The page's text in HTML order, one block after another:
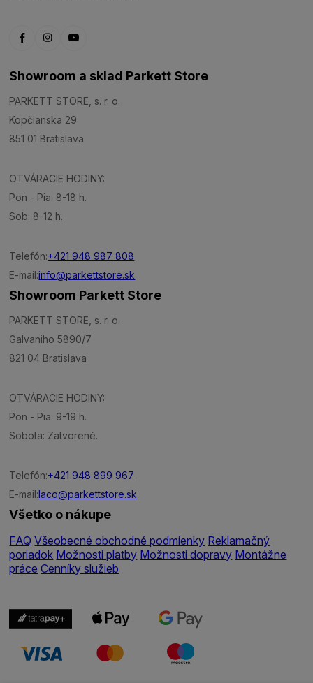
Showroom a sklad Parkett Store
PARKETT STORE, s. r. o.
Kopčianska 29
851 01 Bratislava
OTVÁRACIE HODINY:
Pon - Pia: 8-18 h.
Sob: 8-12 h.
Telefón:+421 948 987 808
E-mail:info@parkettstore.sk
Showroom Parkett Store
PARKETT STORE, s. r. o.
Galvaniho 5890/7
821 04 Bratislava
OTVÁRACIE HODINY:
Pon - Pia: 9-19 h.
Sobota: Zatvorené.
Telefón:+421 948 899 967
E-mail:laco@parkettstore.sk
Všetko o nákupe
FAQ Všeobecné obchodné podmienky Reklamačný
poriadok Možnosti platby Možnosti dopravy Montážne
práce Cenníky služieb